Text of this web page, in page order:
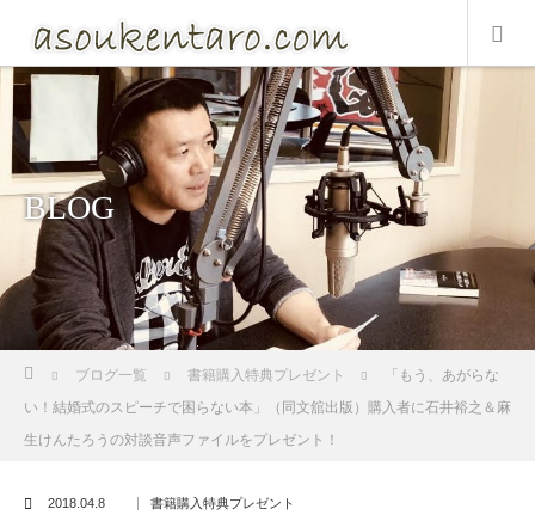
BLOG
ブログ一覧 書籍購入特典プレゼント
「もう、あがらな
い！結婚式のスピーチで困らない本」（同文舘出版）購入者に石井裕之＆麻
生けんたろうの対談音声ファイルをプレゼント！
2018.04.8 書籍購入特典プレゼント